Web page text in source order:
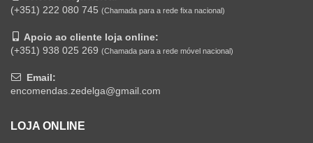
(+351) 222 080 745 (Chamada para a rede fixa nacional)
Apoio ao cliente loja online:
(+351) 938 025 269 (Chamada para a rede móvel nacional)
Email:
encomendas.zedelga@gmail.com
LOJA ONLINE